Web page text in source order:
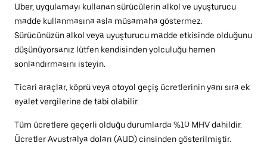
Uber, uygulamayı kullanan sürücülerin alkol ve uyuşturucu
madde kullanmasına asla müsamaha göstermez.
Sürücünüzün alkol veya uyuşturucu madde etkisinde olduğunu
düşünüyorsanız lütfen kendisinden yolculuğu hemen
sonlandırmasını isteyin.
Ticari araçlar, köprü veya otoyol geçiş ücretlerinin yanı sıra ek
eyalet vergilerine de tabi olabilir.
Tüm ücretlere geçerli olduğu durumlarda %10 MHV dahildir.
Ücretler Avustralya doları (AUD) cinsinden gösterilmiştir.